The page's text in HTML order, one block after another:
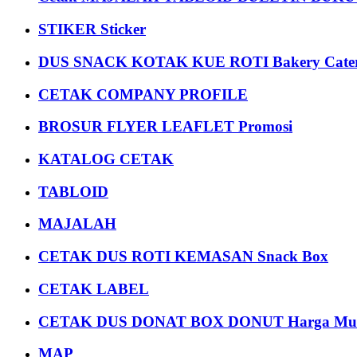
STIKER Sticker
DUS SNACK KOTAK KUE ROTI Bakery
CETAK COMPANY PROFILE
BROSUR FLYER LEAFLET Promosi
KATALOG CETAK
TABLOID
MAJALAH
CETAK DUS ROTI KEMASAN Snack Box
CETAK LABEL
CETAK DUS DONAT BOX DONUT Harga
MAP